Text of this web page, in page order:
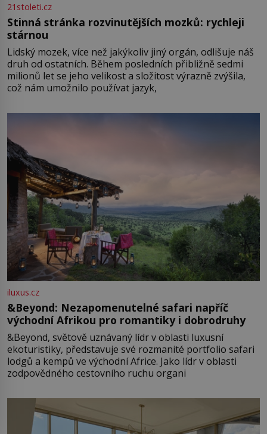
21stoleti.cz
Stinná stránka rozvinutějších mozků: rychleji
stárnou
Lidský mozek, více než jakýkoliv jiný orgán, odlišuje náš
druh od ostatních. Během posledních přibližně sedmi
milionů let se jeho velikost a složitost výrazně zvýšila,
což nám umožnilo používat jazyk,
iluxus.cz
&Beyond: Nezapomenutelné safari napříč
východní Afrikou pro romantiky i dobrodruhy
&Beyond, světově uznávaný lídr v oblasti luxusní
ekoturistiky, představuje své rozmanité portfolio safari
lodgů a kempů ve východní Africe. Jako lídr v oblasti
zodpovědného cestovního ruchu organi